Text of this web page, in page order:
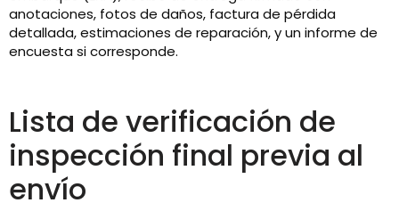
anotaciones, fotos de daños, factura de pérdida
detallada, estimaciones de reparación, y un informe de
encuesta si corresponde.
Lista de verificación de
inspección final previa al
envío